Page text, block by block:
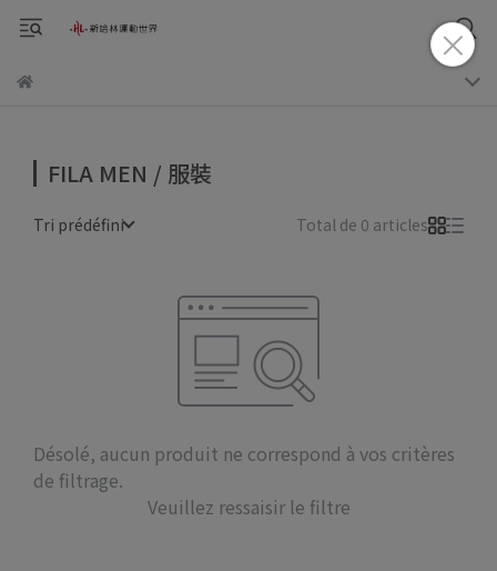
FILA MEN / 服裝
Tri prédéfini Total de 0 articles
Désolé, aucun produit ne correspond à vos critères
de filtrage.
Veuillez ressaisir le filtre